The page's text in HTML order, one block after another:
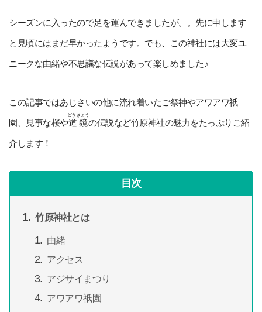
シーズンに入ったので足を運んできましたが。。先に申します
と見頃にはまだ早かったようです。でも、この神社には大変ユ
ニークな由緒や不思議な伝説があって楽しめました♪
この記事ではあじさいの他に流れ着いたご祭神やアワアワ祇
園、見事な桜や道鏡
どうきょう
の伝説など竹原神社の魅力をたっぷりご紹
介します！
目次
竹原神社とは
由緒
アクセス
アジサイまつり
アワアワ祇園